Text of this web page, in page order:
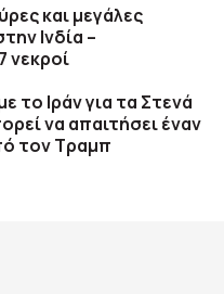
και μεγάλες
Ινδία –
νεκροί
το Ιράν για τα Στενά
να απαιτήσει έναν
τον Τραμπ